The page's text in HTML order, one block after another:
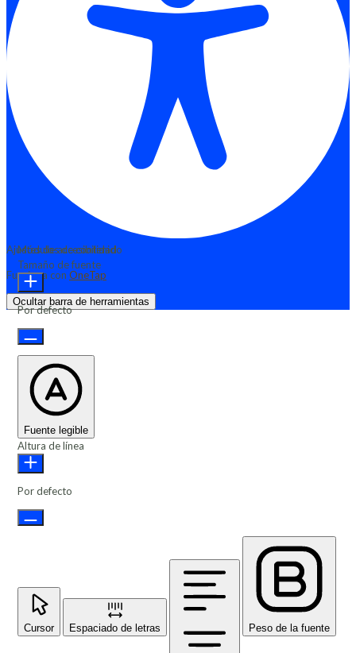
Ajustes de accesibilidad
Funciona con OneTap
Ocultar barra de herramientas
Módulos de contenido
Tamaño de fuente
Por defecto
Fuente legible
Altura de línea
Por defecto
Cursor Espaciado de letras Peso de la fuente